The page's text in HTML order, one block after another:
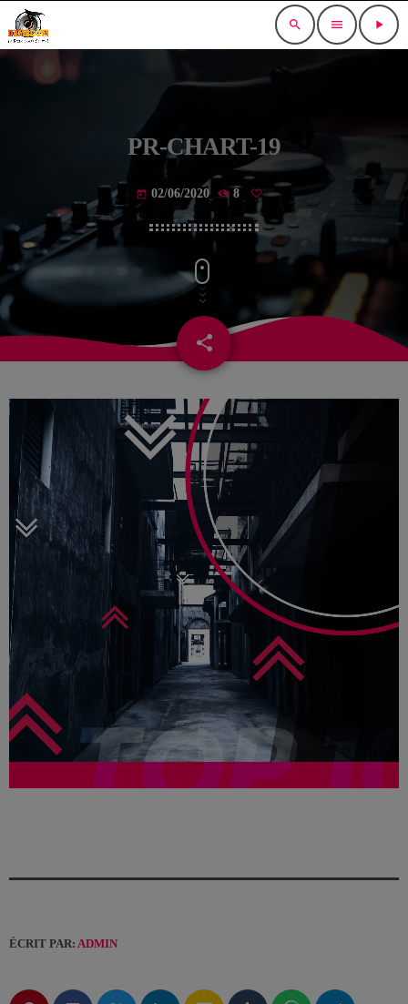
search menu play_arrow
PR-CHART-19
today 02/06/2020 8
share
email
ÉCRIT PAR: ADMIN